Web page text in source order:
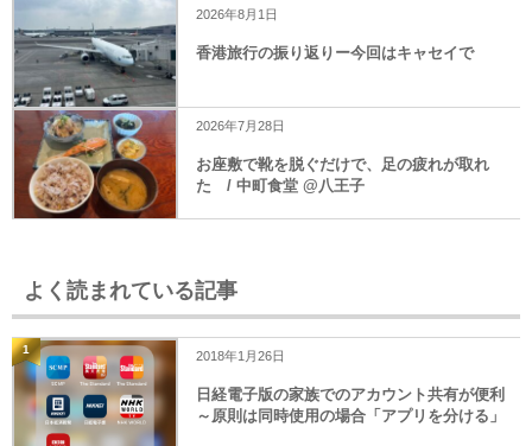
2026年8月1日
香港旅行の振り返りー今回はキャセイで
2026年7月28日
お座敷で靴を脱ぐだけで、足の疲れが取れ
た / 中町食堂 @八王子
よく読まれている記事
1 2018年1月26日
日経電子版の家族でのアカウント共有が便利
～原則は同時使用の場合「アプリを分ける」